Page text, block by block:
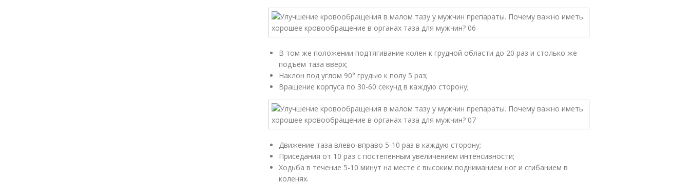
В том же положении подтягивание колен к грудной области до 20 раз и столько же
подъём таза вверх;
Наклон под углом 90° грудью к полу 5 раз;
Вращение корпуса по 30-60 секунд в каждую сторону;
Движение таза влево-вправо 5-10 раз в каждую сторону;
Приседания от 10 раз с постепенным увеличением интенсивности;
Ходьба в течение 5-10 минут на месте с высоким подниманием ног и сгибанием в
коленях.